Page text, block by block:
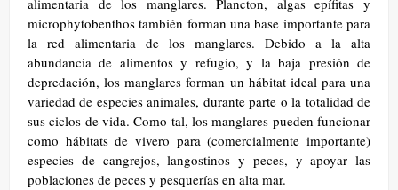
alimentaria de los manglares. Plancton, algas epífitas y
microphytobenthos también forman una base importante para
la red alimentaria de los manglares. Debido a la alta
abundancia de alimentos y refugio, y la baja presión de
depredación, los manglares forman un hábitat ideal para una
variedad de especies animales, durante parte o la totalidad de
sus ciclos de vida. Como tal, los manglares pueden funcionar
como hábitats de vivero para (comercialmente importante)
especies de cangrejos, langostinos y peces, y apoyar las
poblaciones de peces y pesquerías en alta mar.